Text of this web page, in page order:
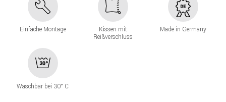
Einfache Montage
Kissen mit
Reißverschluss
Made in Germany
Waschbar bei 30° C